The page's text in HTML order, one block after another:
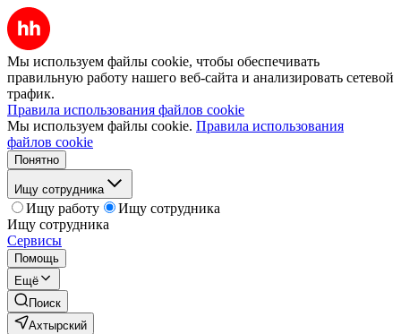
Мы используем файлы cookie, чтобы обеспечивать
правильную работу нашего веб-сайта и анализировать сетевой
трафик.
Правила использования файлов cookie
Мы используем файлы cookie. Правила использования
файлов cookie
Понятно
Ищу сотрудника
Ищу работу
Ищу сотрудника
Ищу сотрудника
Сервисы
Помощь
Ещё
Поиск
Ахтырский